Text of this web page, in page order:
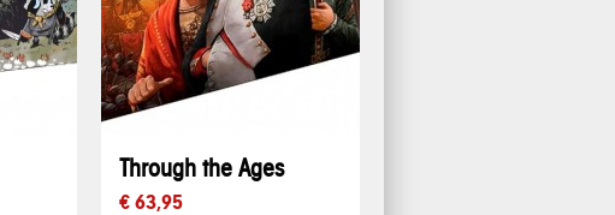
Through the Ages
€ 63,95